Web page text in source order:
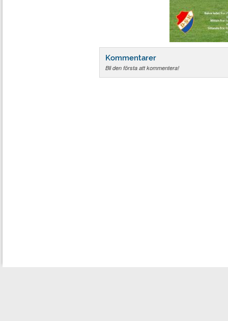
Kommentarer
Bli den första att kommentera!